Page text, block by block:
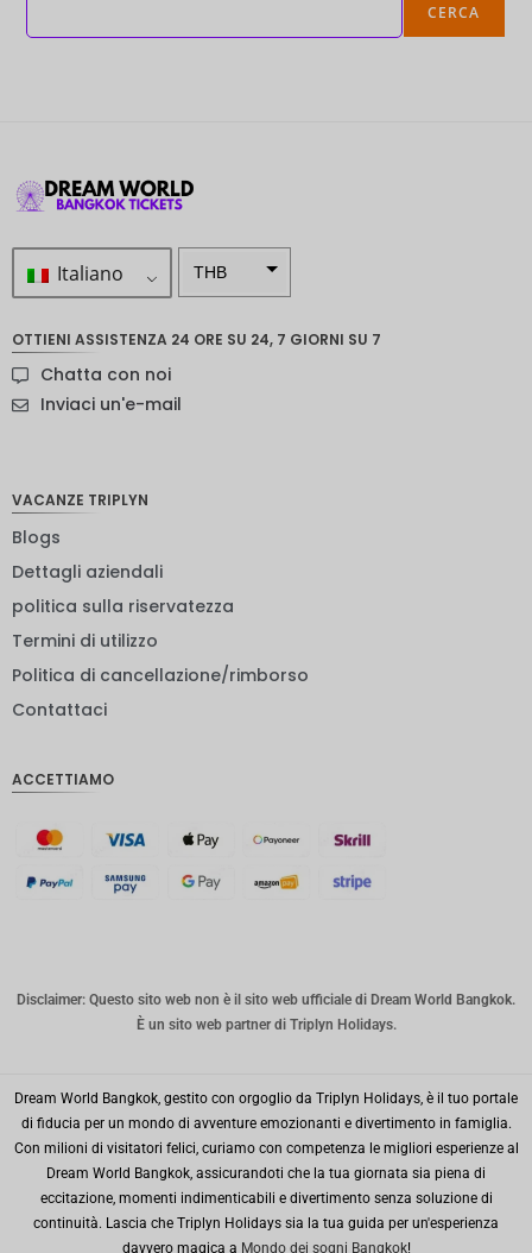
CERCA
Italiano THB
rupia
indiana
Corona
danese
CHF
australia
no
Città di
New
York
Milioni di
dollari
OTTIENI ASSISTENZA 24 ORE SU 24, 7 GIORNI SU 7
Chatta con noi
Inviaci un'e-mail
VACANZE TRIPLYN
Blogs
Dettagli aziendali
politica sulla riservatezza
Termini di utilizzo
Politica di cancellazione/rimborso
Contattaci
ACCETTIAMO
Disclaimer: Questo sito web non è il sito web ufficiale di Dream World Bangkok.
È un sito web partner di Triplyn Holidays.
Dream World Bangkok, gestito con orgoglio da Triplyn Holidays, è il tuo portale
di fiducia per un mondo di avventure emozionanti e divertimento in famiglia.
Con milioni di visitatori felici, curiamo con competenza le migliori esperienze al
Dream World Bangkok, assicurandoti che la tua giornata sia piena di
eccitazione, momenti indimenticabili e divertimento senza soluzione di
continuità. Lascia che Triplyn Holidays sia la tua guida per un'esperienza
davvero magica a Mondo dei sogni Bangkok!